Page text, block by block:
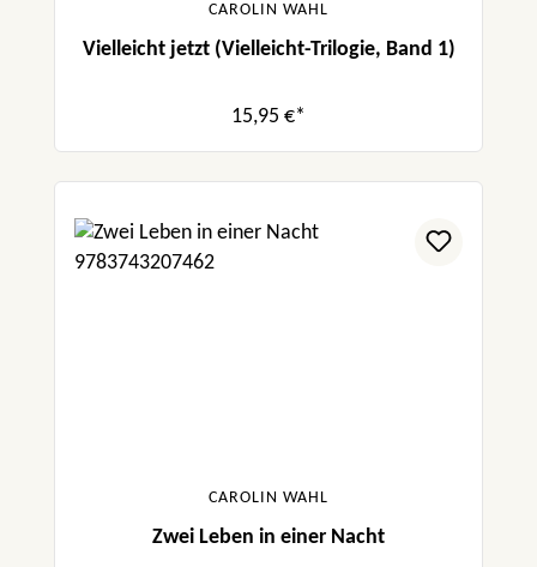
CAROLIN WAHL
Vielleicht jetzt (Vielleicht-Trilogie, Band 1)
15,95 €*
CAROLIN WAHL
Zwei Leben in einer Nacht